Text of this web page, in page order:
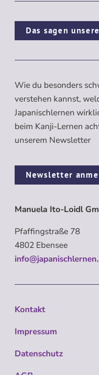
Das sagen
Wie du besonders
verstehen kannst,
Japanischlernen
beim Kanji-Lernen
unserem Newsletter
Newsletter
Manuela Ito-Loidl
Pfaffingstraße 78
4802 Ebensee
Kontakt
Impressum
Datenschutz